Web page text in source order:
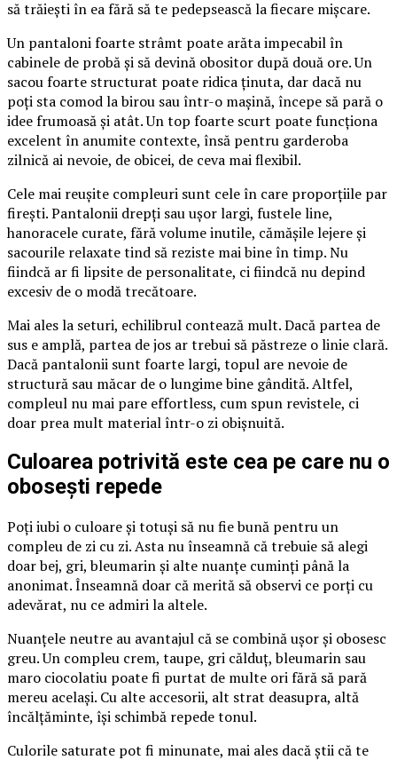
să trăiești în ea fără să te pedepsească la fiecare mișcare.
Un pantaloni foarte strâmt poate arăta impecabil în
cabinele de probă și să devină obositor după două ore. Un
sacou foarte structurat poate ridica ținuta, dar dacă nu
poți sta comod la birou sau într-o mașină, începe să pară o
idee frumoasă și atât. Un top foarte scurt poate funcționa
excelent în anumite contexte, însă pentru garderoba
zilnică ai nevoie, de obicei, de ceva mai flexibil.
Cele mai reușite compleuri sunt cele în care proporțiile par
firești. Pantalonii drepți sau ușor largi, fustele line,
hanoracele curate, fără volume inutile, cămășile lejere și
sacourile relaxate tind să reziste mai bine în timp. Nu
fiindcă ar fi lipsite de personalitate, ci fiindcă nu depind
excesiv de o modă trecătoare.
Mai ales la seturi, echilibrul contează mult. Dacă partea de
sus e amplă, partea de jos ar trebui să păstreze o linie clară.
Dacă pantalonii sunt foarte largi, topul are nevoie de
structură sau măcar de o lungime bine gândită. Altfel,
compleul nu mai pare effortless, cum spun revistele, ci
doar prea mult material într-o zi obișnuită.
Culoarea potrivită este cea pe care nu o
obosești repede
Poți iubi o culoare și totuși să nu fie bună pentru un
compleu de zi cu zi. Asta nu înseamnă că trebuie să alegi
doar bej, gri, bleumarin și alte nuanțe cuminți până la
anonimat. Înseamnă doar că merită să observi ce porți cu
adevărat, nu ce admiri la altele.
Nuanțele neutre au avantajul că se combină ușor și obosesc
greu. Un compleu crem, taupe, gri călduț, bleumarin sau
maro ciocolatiu poate fi purtat de multe ori fără să pară
mereu același. Cu alte accesorii, alt strat deasupra, altă
încălțăminte, își schimbă repede tonul.
Culorile saturate pot fi minunate, mai ales dacă știi că te